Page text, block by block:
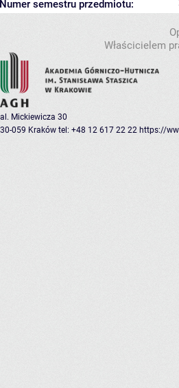
Numer semestru przedmiotu:
Właścicielem
al. Mickiewicza 30
30-059 Kraków tel: +48 12 617 22 22 https://